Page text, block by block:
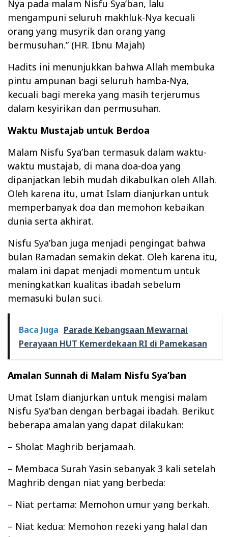
Nya pada malam Nisfu Sya’ban, lalu
mengampuni seluruh makhluk-Nya kecuali
orang yang musyrik dan orang yang
bermusuhan.” (HR. Ibnu Majah)
Hadits ini menunjukkan bahwa Allah membuka
pintu ampunan bagi seluruh hamba-Nya,
kecuali bagi mereka yang masih terjerumus
dalam kesyirikan dan permusuhan.
Waktu Mustajab untuk Berdoa
Malam Nisfu Sya’ban termasuk dalam waktu-
waktu mustajab, di mana doa-doa yang
dipanjatkan lebih mudah dikabulkan oleh Allah.
Oleh karena itu, umat Islam dianjurkan untuk
memperbanyak doa dan memohon kebaikan
dunia serta akhirat.
Nisfu Sya’ban juga menjadi pengingat bahwa
bulan Ramadan semakin dekat. Oleh karena itu,
malam ini dapat menjadi momentum untuk
meningkatkan kualitas ibadah sebelum
memasuki bulan suci.
Baca Juga Parade Kebangsaan Mewarnai
Perayaan HUT Kemerdekaan RI di Pamekasan
Amalan Sunnah di Malam Nisfu Sya’ban
Umat Islam dianjurkan untuk mengisi malam
Nisfu Sya’ban dengan berbagai ibadah. Berikut
beberapa amalan yang dapat dilakukan:
– Sholat Maghrib berjamaah.
– Membaca Surah Yasin sebanyak 3 kali setelah
Maghrib dengan niat yang berbeda:
– Niat pertama: Memohon umur yang berkah.
– Niat kedua: Memohon rezeki yang halal dan